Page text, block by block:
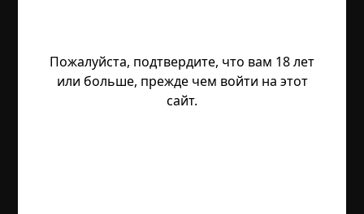
Пожалуйста, подтвердите, что вам 18 лет
или больше, прежде чем войти на этот
сайт.